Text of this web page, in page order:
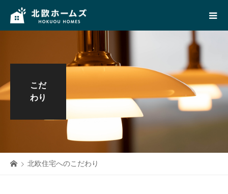
こだ
わり
北欧住宅へのこだわり